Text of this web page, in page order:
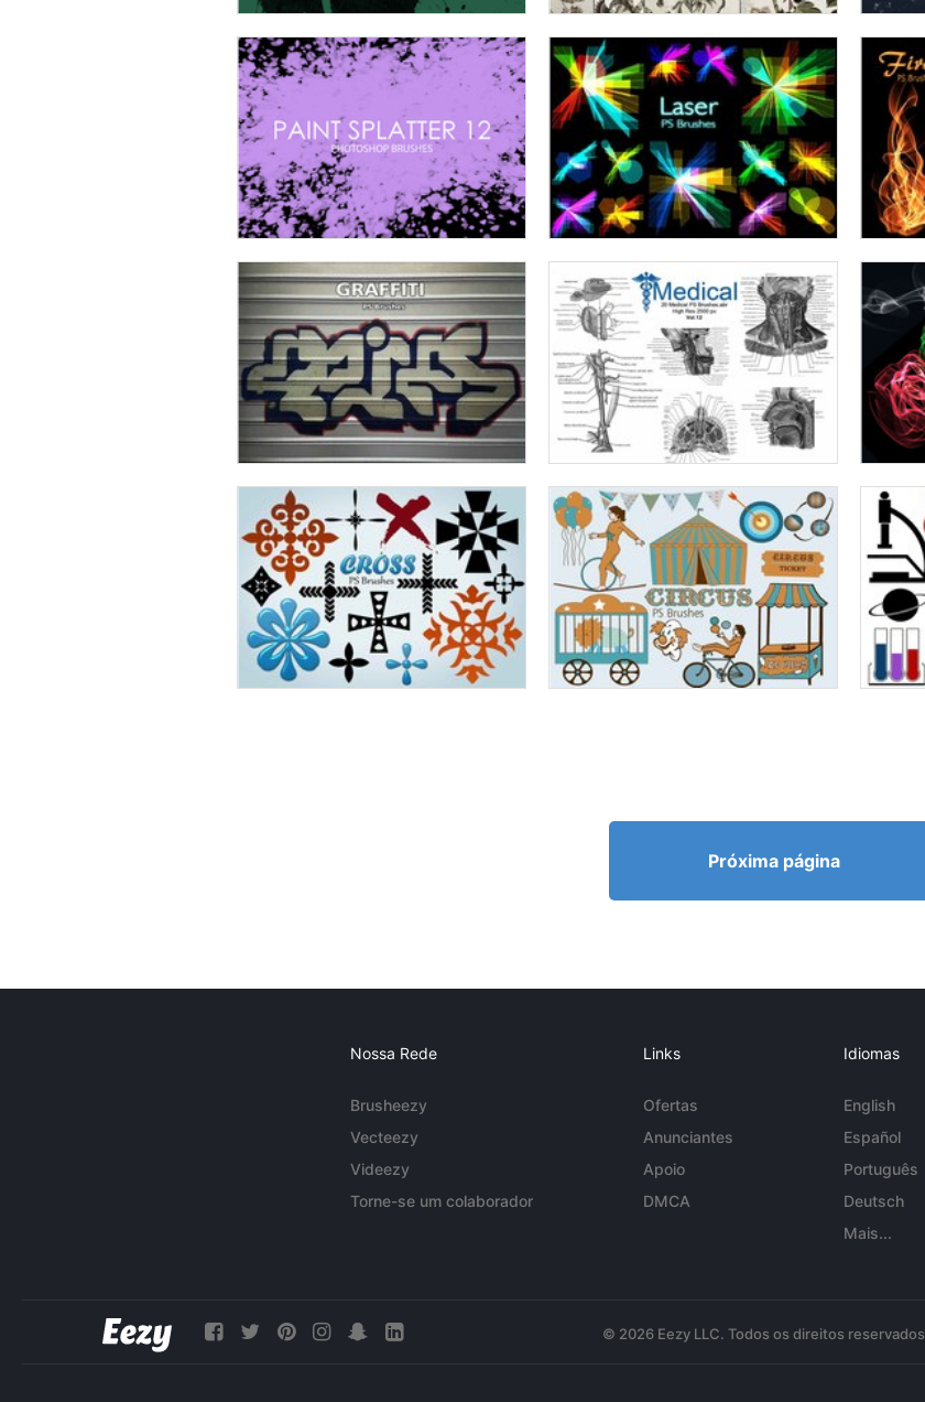
Próxima página
Nossa Rede
Brusheezy
Vecteezy
Videezy
Torne-se um colaborador
Links
Ofertas
Anunciantes
Apoio
DMCA
Idiomas
English
Español
Português
Deutsch
Mais...
© 2026 Eezy LLC. Todos os direitos reservados